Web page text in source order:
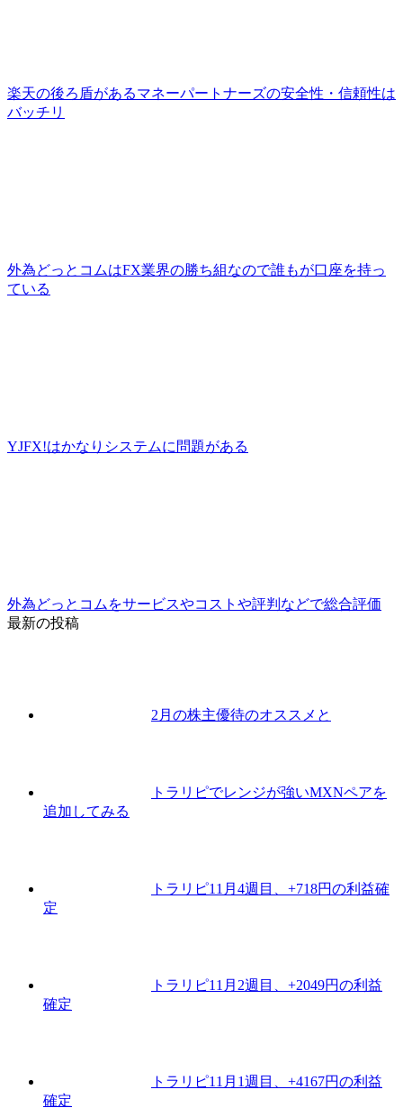
楽天の後ろ盾があるマネーパートナーズの安全性・信頼性は
バッチリ
外為どっとコムはFX業界の勝ち組なので誰もが口座を持っ
ている
YJFX!はかなりシステムに問題がある
外為どっとコムをサービスやコストや評判などで総合評価
最新の投稿
2月の株主優待のオススメと
トラリピでレンジが強いMXNペアを
追加してみる
トラリピ11月4週目、+718円の利益確
定
トラリピ11月2週目、+2049円の利益
確定
トラリピ11月1週目、+4167円の利益
確定